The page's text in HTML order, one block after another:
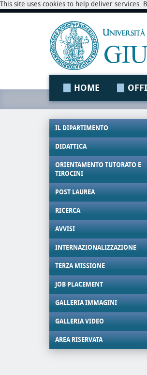
This site uses cookies to help deliver
HOME
IL DIPARTIMENTO
DIDATTICA
ORIENTAMENTO TUTORATO E
TIROCINI
POST LAUREA
RICERCA
AVVISI
INTERNAZIONALIZZAZIONE
TERZA MISSIONE
JOB PLACEMENT
GALLERIA IMMAGINI
GALLERIA VIDEO
AREA RISERVATA